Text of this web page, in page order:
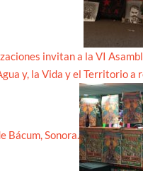
invitan a la VI
y, la Vida y el Territorio a
Bácum, Sonora.